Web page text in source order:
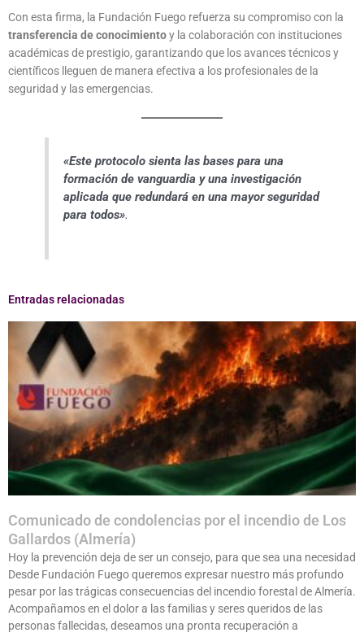
Con esta firma, la Fundación Fuego refuerza su compromiso con la
transferencia de conocimientoy la colaboración con instituciones
académicas de prestigio, garantizando que los avances técnicos y
científicos lleguen de manera efectiva a los profesionales de la
seguridad y las emergencias.
«Este protocolo sienta las bases para una
formación de vanguardia y una investigación
aplicada que redundará en una mayor seguridad
para todos».
Entradas relacionadas
Comunicado de condolencias por el incendio de Los
Gallardos (Almería)
Hoy la prevención deja de ser un consejo, para que sea una necesidad
Desde Fundación Fuego queremos expresar nuestro más profundo
pesar por las trágicas consecuencias del incendio forestal de Almería.
Acompañamos en el dolor a las familias y seres queridos de las
personas fallecidas, deseamos una pronta recuperación a